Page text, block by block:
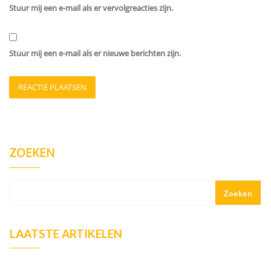
Stuur mij een e-mail als er vervolgreacties zijn.
Stuur mij een e-mail als er nieuwe berichten zijn.
ZOEKEN
Zoeken
LAATSTE ARTIKELEN